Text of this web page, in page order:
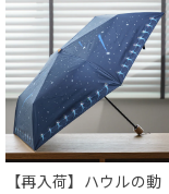
【再入荷】ハウルの動